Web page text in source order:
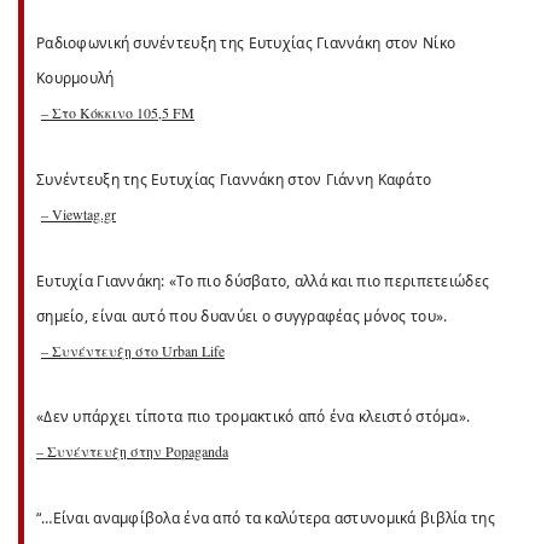
Ραδιοφωνική συνέντευξη της Ευτυχίας Γιαννάκη στον Νίκο
Κουρμουλή
– Στο Κόκκινο 105,5 FM
Συνέντευξη της Ευτυχίας Γιαννάκη στον Γιάννη Καφάτο
– Viewtag.gr
Ευτυχία Γιαννάκη: «Το πιο δύσβατο, αλλά και πιο περιπετειώδες
σημείο, είναι αυτό που δυανύει ο συγγραφέας μόνος του».
– Συνέντευξη στο Urban Life
«Δεν υπάρχει τίποτα πιο τρομακτικό από ένα κλειστό στόμα».
– Συνέντευξη στην Popaganda
“…Είναι αναμφίβολα ένα από τα καλύτερα αστυνομικά βιβλία της